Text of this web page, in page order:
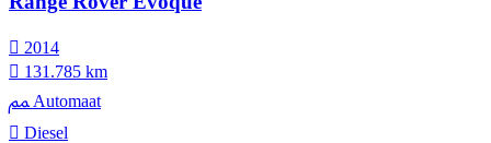
2014
131.785 km
Automaat
Diesel